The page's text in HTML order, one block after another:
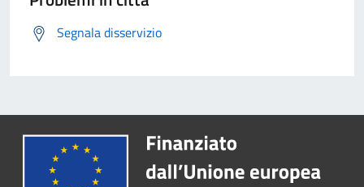
Segnala disservizio